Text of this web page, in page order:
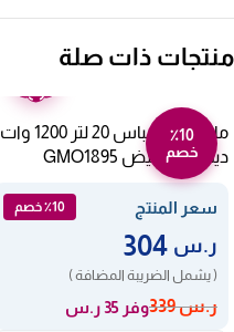
منتجات ذات صلة
٪10
خصم
ماكرويف جيباس 20 لتر 1200 وات
ديجيتال – أبيض GMO1895
سعر المنتج ٪10 خصم
ر.س
( يشمل الضريبة المضافة )
ر.س339 وفر 35 ر.س